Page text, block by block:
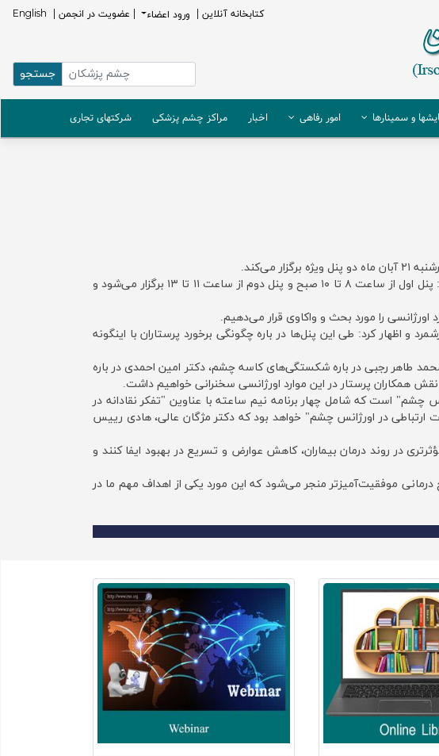
كتابخانه آنلاين | ورود اعضاء | عضویت در انجمن | English
و سمینارها امور رفاهی اخبار مراکز چشم پزشکی شرکتهای تجاری
دکتر مهدی امینی‌زاده، دبیر علمی بخش پرستاری کنگره با اعلام این خبر ضمن تشریح برنامه‌های ویژه پرستاران گفت: پنل اول از ساعت ۸ تا ۱۰ صبح و‌ پنل دوم از ساعت ۱۱ تا ۱۳ برگزار می‌شود و
اورژانسی را مورد بحث‌ و‌ واکاوی قرار می‌دهیم.‌
اظهار کرد: طی این پنل‌ها در باره چگونگی برخورد پرستاران با اینگونه
طاهر رجبی در باره شکستگی‌های کاسه چشم، دکتر امین احمدی در باره
نقش همکاران پرستار در این موارد اورژانسی سخنرانی خواهیم داشت.
چشم" است که شامل چهار برنامه نیم ساعته با عناوین "تفکر نقادانه در
در اورژانس چشم" خواهد بود که دکتر مژگان عالی، هادی رییس
در روند درمان بیماران، کاهش عوارض و تسریع در بهبود ایفا کنند‌ و‌
موفقیت‌آمیزتر منجر می‌شود‌ که این مورد یکی از اهداف مهم ما در